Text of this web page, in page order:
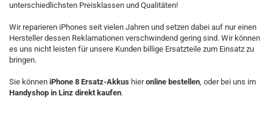
unterschiedlichsten Preisklassen und Qualitäten!
Wir reparieren iPhones seit vielen Jahren und setzen dabei auf nur einen
Hersteller dessen Reklamationen verschwindend gering sind. Wir können
es uns nicht leisten für unsere Kunden billige Ersatzteile zum Einsatz zu
bringen.
Sie können iPhone 8 Ersatz-Akkus hieronline bestellen, oder bei uns im
Handyshop in Linz direkt kaufen.